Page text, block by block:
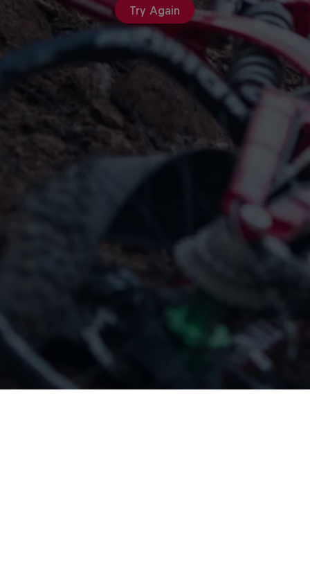
Try Again